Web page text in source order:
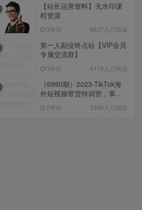
【站长运营资料】无水印课
程资源
3年前 6637人已阅读
第一人副业终点站【VIP会员
专属交流群】
3年前 6478人已阅读
（6890期）2023-TikTok海
外短视频带货特训营，掌握
（60节课）
2年前 3380人已阅读